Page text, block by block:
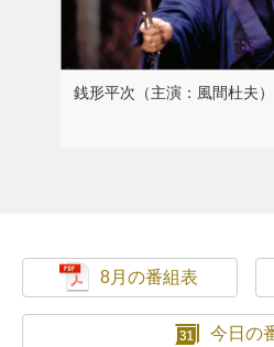
銭形平次（主演：風間杜夫）
8月の番組表
今日の